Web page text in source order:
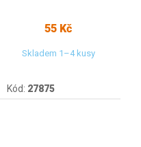
55 Kč
Skladem 1–4 kusy
Kód: 27875